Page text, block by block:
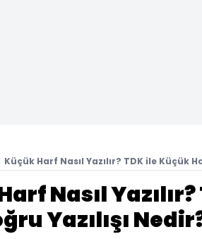
Küçük Harf Nasıl Yazılır? TDK ile Küçük
Nasıl
Yazılışı